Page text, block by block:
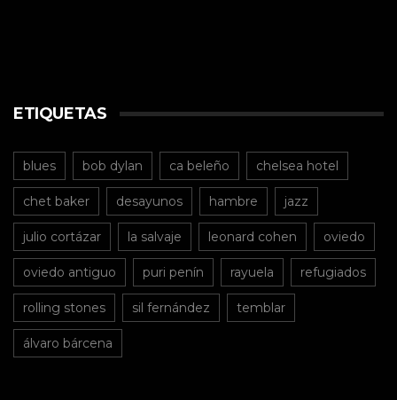
ETIQUETAS
blues bob dylan ca beleño chelsea hotel
chet baker desayunos hambre jazz
julio cortázar la salvaje leonard cohen oviedo
oviedo antiguo puri penín rayuela refugiados
rolling stones sil fernández temblar
álvaro bárcena